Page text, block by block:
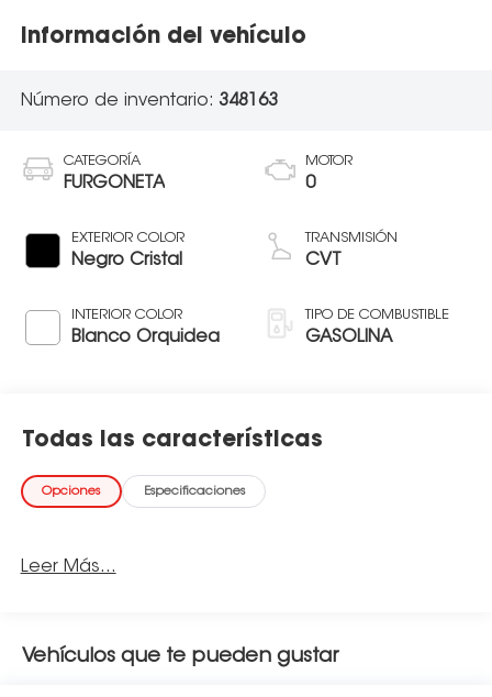
Información del vehículo
Número de inventario: 348163
CATEGORÍA
FURGONETA
EXTERIOR COLOR
Negro Cristal
INTERIOR COLOR
Blanco Orquidea
MOTOR
0
TRANSMISIÓN
CVT
TIPO DE COMBUSTIBLE
GASOLINA
Todas las características
Opciones Especificaciones
Leer Más...
Vehículos que te pueden gustar